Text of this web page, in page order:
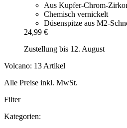
Aus Kupfer-Chrom-
Chemisch vernickelt
Düsenspitze aus M2-
24,99 €
Zustellung bis 12. August
Volcano: 13 Artikel
Alle Preise inkl. MwSt.
Filter
Kategorien: